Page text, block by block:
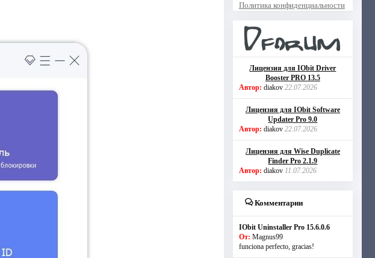
Политика конфиденциальности
Лицензия для IObit Driver
Booster PRO 13.5
Автор: diakov 22.07.2026
Лицензия для IObit Software
Updater Pro 9.0
Автор: diakov 22.07.2026
Лицензия для Wise Duplicate
Finder Pro 2.1.9
Автор: diakov 11.07.2026
Комментарии
IObit Uninstaller Pro 15.6.0.6
От: Magnus99
funciona perfecto, gracias!